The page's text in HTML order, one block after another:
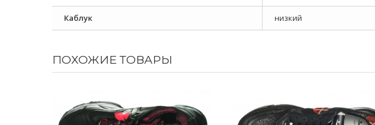
Каблук низкий
ПОХОЖИЕ ТОВАРЫ